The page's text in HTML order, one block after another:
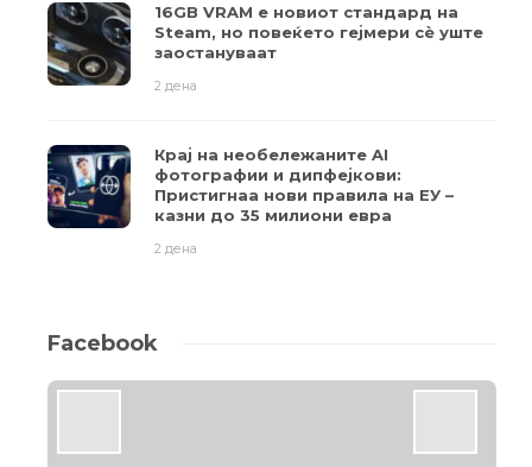
16GB VRAM е новиот стандард на
Steam, но повеќето гејмери ​​сè уште
заостануваат
2 дена
Крај на необележаните AI
фотографии и дипфејкови:
Пристигнаа нови правила на ЕУ –
казни до 35 милиони евра
2 дена
Facebook